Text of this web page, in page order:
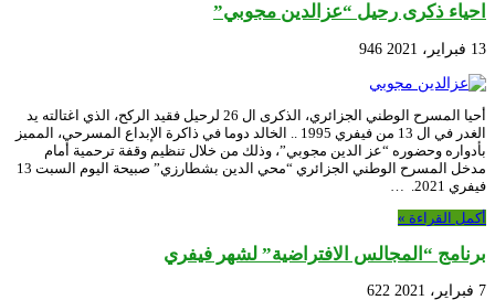
احياء ذكرى رحيل “عزالدين مجوبي”
13 فبراير، 2021 946
أحيا المسرح الوطني الجزائري، الذكرى ال 26 لرحيل فقيد الركح، الذي اغتالته يد
الغدر في ال 13 من فيفري 1995 .. الخالد دوما في ذاكرة الإبداع المسرحي، المميز
بأدواره وحضوره “عز الدين مجوبي”، وذلك من خلال تنظيم وقفة ترحمية أمام
مدخل المسرح الوطني الجزائري “محي الدين بشطارزي” صبيحة اليوم السبت 13
فيفري 2021. …
أكمل القراءة »
برنامج “المجالس الافتراضية” لشهر فيفري
7 فبراير، 2021 622